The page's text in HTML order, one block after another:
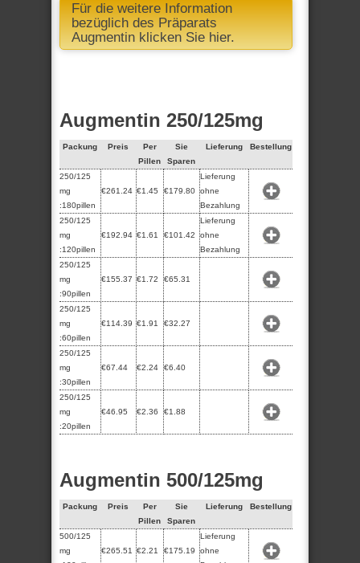
Für die weitere Information
bezüglich des Präparats
Augmentin klicken Sie hier.
Augmentin 250/125mg
Packung Preis
Per
Pillen
Sie
Sparen
Lieferung Bestellung
250/125
mg
:180pillen
€261.24 €1.45 €179.80
Lieferung
ohne
Bezahlung
250/125
mg
:120pillen
€192.94 €1.61 €101.42
Lieferung
ohne
Bezahlung
250/125
mg
:90pillen
€155.37 €1.72 €65.31
250/125
mg
:60pillen
€114.39 €1.91 €32.27
250/125
mg
:30pillen
€67.44 €2.24 €6.40
250/125
mg
:20pillen
€46.95 €2.36 €1.88
Augmentin 500/125mg
Packung Preis
Per
Pillen
Sie
Sparen
Lieferung Bestellung
500/125
mg
€265.51 €2.21 €175.19
Lieferung
ohne